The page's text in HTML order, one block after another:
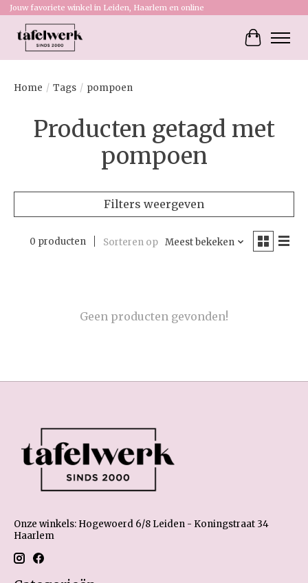
Jouw favoriete winkel in Leiden, Haarlem en online
Home / Tags / pompoen
Producten getagd met
pompoen
Filters weergeven
0 producten Sorteren op Meest bekeken
Geen producten gevonden!
Onze winkels: Hogewoerd 6/8 Leiden - Koningstraat 34
Haarlem